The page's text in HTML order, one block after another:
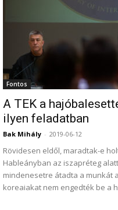
Fontos
A TEK a
ilyen feladatban
Bak Mihály - 2019-06-12
Rövidesen eldől, maradtak-e
Hableányban az iszapréteg
mindenesetre átadta a munkát
koreaiakat nem engedték be a